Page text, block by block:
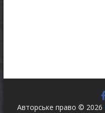
Авторське право © 2026